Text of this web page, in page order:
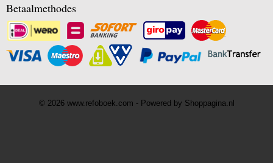
Betaalmethodes
© 2026 www.refoboek.com - Powered by Shoppagina.nl